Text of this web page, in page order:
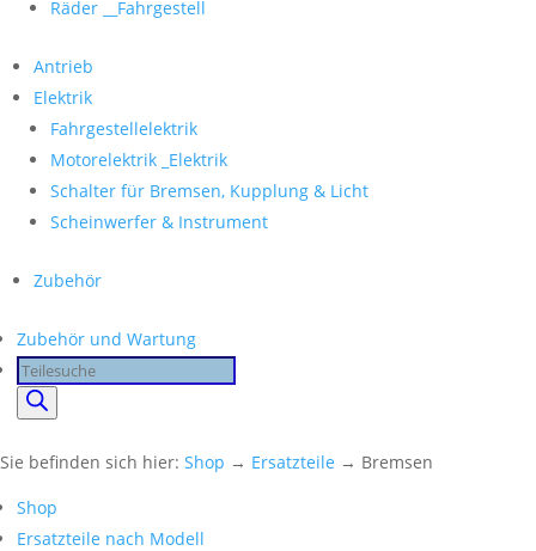
Räder __Fahrgestell
Antrieb
Elektrik
Fahrgestellelektrik
Motorelektrik _Elektrik
Schalter für Bremsen, Kupplung & Licht
Scheinwerfer & Instrument
Zubehör
Zubehör und Wartung
Products
search
Sie befinden sich hier: Shop → Ersatzteile → Bremsen
Shop
Ersatzteile nach Modell